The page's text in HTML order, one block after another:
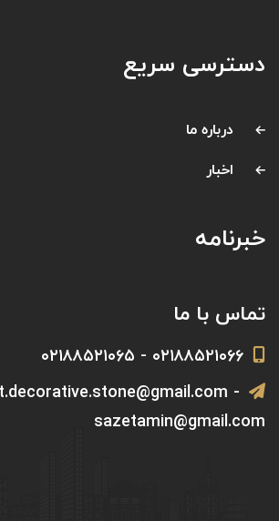
دسترسی سریع
درباره ما
اخبار
خبرنامه
تماس با ما
۰۲۱۸۸۵۲۱۰۶۶ - ۰۲۱۸۸۵۲۱۰۶۵
-
sazetamin@gmail.com